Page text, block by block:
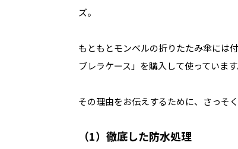
ズ。
もともとモンベルの折りたたみ傘には
ブレラケース」を購入して使っています
その理由をお伝えするために、さっそ
（1）徹底した防水処理